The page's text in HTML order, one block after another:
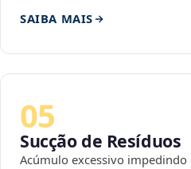
SAIBA MAIS
05
Sucção de Resíduos
Acúmulo excessivo